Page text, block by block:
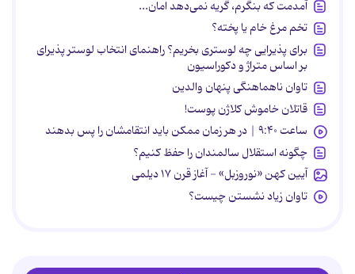
آمدمت که بنگرم، گریه نمی‌دهد امان...
تخم مرغ خام یا پخته؟
برای پذیرایی چه لوستری بخریم؟ راهنمای انتخاب لوستر پذیرای
بر اساس متراژ و دکوراسیون
تاوان ناهماهنگی پنهان والدین
قاتلان خاموش کلاژن پوست!
ساعت ۹:۴۰ | در هر زمان ممکن باید انتقامشان را پس بدهند
چگونه استقلال سالمندان را حفظ کنیم؟
آیین کهن «نوروزبل» - آغاز قرن ۱۷ دیلمی
تاوان زیاد نشستن چیست؟